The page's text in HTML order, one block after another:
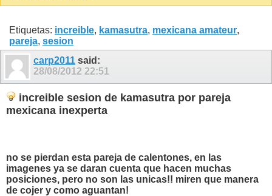
Etiquetas: increible, kamasutra, mexicana amateur,
pareja, sesion
carp2011 said:
28/08/2012 22:51
increible sesion de kamasutra por pareja
mexicana inexperta
no se pierdan esta pareja de calentones, en las
imagenes ya se daran cuenta que hacen muchas
posiciones, pero no son las unicas!! miren que manera
de cojer y como aguantan!